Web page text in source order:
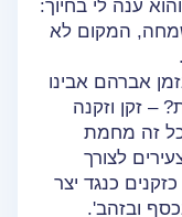
ענה לי בחיוך:
המקום לא
אברהם אבינו
– זקן וזקנה
זה מחמת
לצורך
כנגד יצר
ובזהב'.